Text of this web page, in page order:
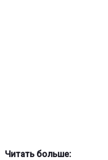
Читать больше: